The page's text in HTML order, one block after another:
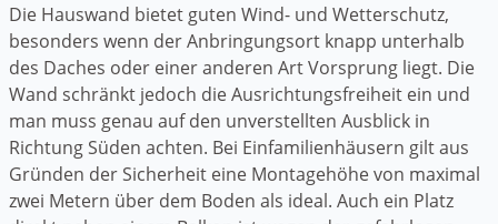
Die Hauswand bietet guten Wind- und Wetterschutz,
besonders wenn der Anbringungsort knapp unterhalb
des Daches oder einer anderen Art Vorsprung liegt. Die
Wand schränkt jedoch die Ausrichtungsfreiheit ein und
man muss genau auf den unverstellten Ausblick in
Richtung Süden achten. Bei Einfamilienhäusern gilt aus
Gründen der Sicherheit eine Montagehöhe von maximal
zwei Metern über dem Boden als ideal. Auch ein Platz